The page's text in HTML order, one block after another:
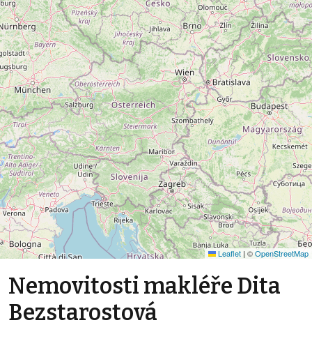
Leaflet | ©OpenStreetMap
Nemovitosti makléře Dita
Bezstarostová